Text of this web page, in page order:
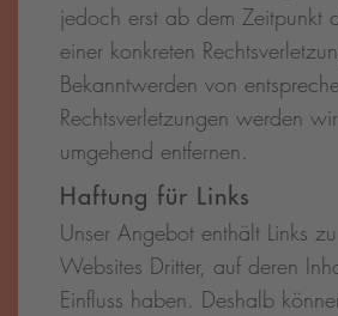
jedoch erst ab dem Zeitpunkt
einer konkreten
Bekanntwerden von
Rechtsverletzungen werden
umgehend entfernen.
Haftung für Links
Unser Angebot enthält Links
Websites Dritter, auf deren
Einfluss haben. Deshalb